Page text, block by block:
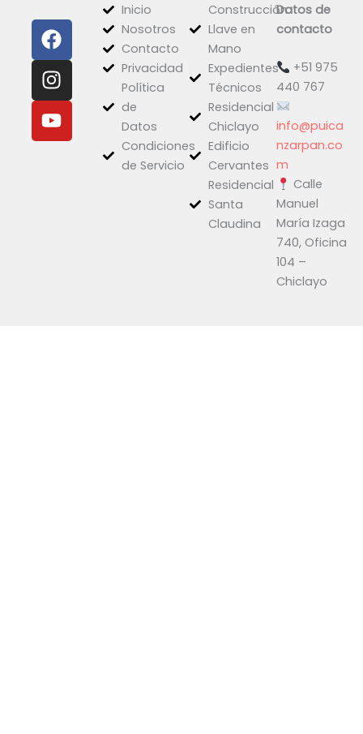
F
a
c
e
b
o
o
I
n
s
t
a
g
r
Y
o
u
t
u
b
e
Inicio
Nosotros
Contacto
Privacidad
Política
de
Datos
Condiciones
de Servicio
Construcción
Llave en
Mano
Expedientes
Técnicos
Residencial
Chiclayo
Edificio
Cervantes
Residencial
Santa
Claudina
Datos de
contacto
+51 975
440 767
info@puica
nzarpan.co
m
Calle
Manuel
María Izaga
740, Oficina
104 –
Chiclayo